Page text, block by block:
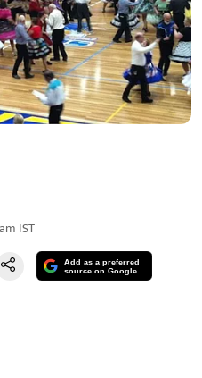
IST
Add as a preferred
source on Google